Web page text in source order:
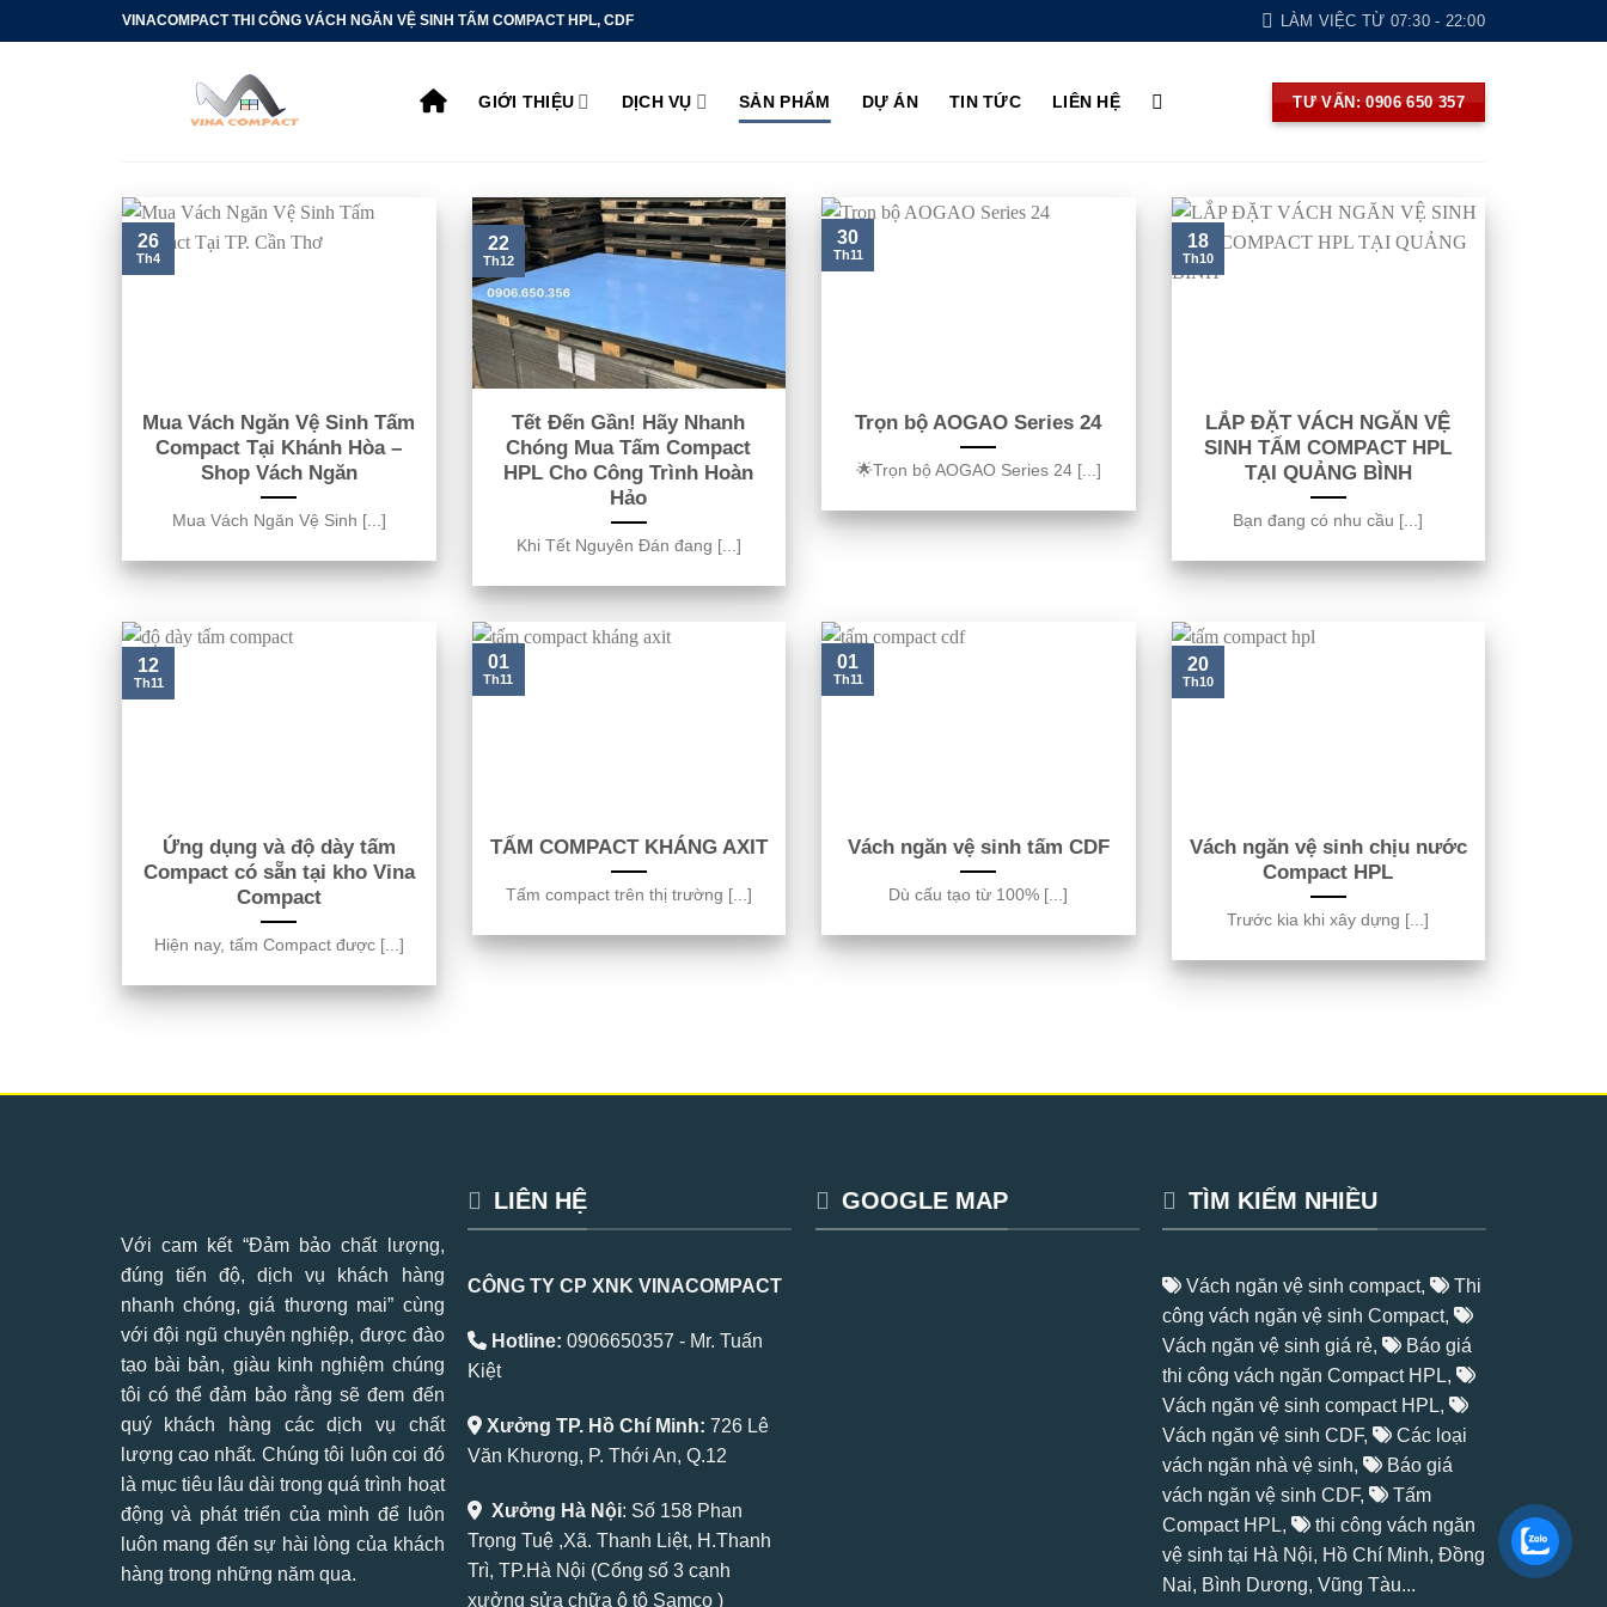
qua
VINACOMPACT THI CÔNG VÁCH NGĂN VỆ SINH TẤM COMPACT HPL, CDF LÀM VIỆC TỪ 07:30 - 22:00
GIỚI THIỆU DỊCH VỤ SẢN PHẨM DỰ ÁN TIN TỨC LIÊN HỆ TƯ VẤN: 0906 650 357
Mua Vách Ngăn Vệ Sinh Tấm
Compact Tại Khánh Hòa –
Shop Vách Ngăn
Mua Vách Ngăn Vệ Sinh [...]
26
Th4
Tết Đến Gần! Hãy Nhanh
Chóng Mua Tấm Compact
HPL Cho Công Trình Hoàn
Hảo
Khi Tết Nguyên Đán đang [...]
22
Th12
Trọn bộ AOGAO Series 24
🌟Trọn bộ AOGAO Series 24 [...]
30
Th11
LẮP ĐẶT VÁCH NGĂN VỆ
SINH TẤM COMPACT HPL
TẠI QUẢNG BÌNH
Bạn đang có nhu cầu [...]
18
Th10
Ứng dụng và độ dày tấm
Compact có sẵn tại kho Vina
Compact
Hiện nay, tấm Compact được [...]
12
Th11
TẤM COMPACT KHÁNG AXIT
Tấm compact trên thị trường [...]
01
Th11
Vách ngăn vệ sinh tấm CDF
Dù cấu tạo từ 100% [...]
01
Th11
Vách ngăn vệ sinh chịu nước
Compact HPL
Trước kia khi xây dựng [...]
20
Th10
Với cam kết “Đảm bảo chất lượng,
đúng tiến độ, dịch vụ khách hàng
nhanh chóng, giá thương mai” cùng
với đội ngũ chuyên nghiệp, được đào
tạo bài bản, giàu kinh nghiệm chúng
tôi có thể đảm bảo rằng sẽ đem đến
quý khách hàng các dịch vụ chất
lượng cao nhất. Chúng tôi luôn coi đó
là mục tiêu lâu dài trong quá trình hoạt
động và phát triển của mình để luôn
luôn mang đến sự hài lòng của khách
hàng trong những năm qua.
LIÊN HỆ
CÔNG TY CP XNK VINACOMPACT
Hotline: 0906650357 - Mr. Tuấn
Kiệt
Xưởng TP. Hồ Chí Minh: 726 Lê
Văn Khương, P. Thới An, Q.12
Xưởng Hà Nội: Số 158 Phan
Trọng Tuệ ,Xã. Thanh Liệt, H.Thanh
Trì, TP.Hà Nội (Cổng số 3 cạnh
xưởng sửa chữa ô tô Samco )
GOOGLE MAP TÌM KIẾM NHIỀU
Vách ngăn vệ sinh compact,
Thi
công vách ngăn vệ sinh Compact,
Vách ngăn vệ sinh giá rẻ,
Báo giá
thi công vách ngăn Compact HPL,
Vách ngăn vệ sinh compact HPL,
Vách ngăn vệ sinh CDF,
Các loại
vách ngăn nhà vệ sinh,
Báo giá
vách ngăn vệ sinh CDF,
Tấm
Compact HPL,
thi công vách ngăn
vệ sinh tại Hà Nội, Hồ Chí Minh, Đồng
Nai, Bình Dương, Vũng Tàu...